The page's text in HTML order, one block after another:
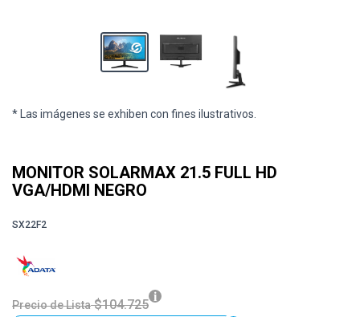
* Las imágenes se exhiben con fines ilustrativos.
MONITOR SOLARMAX 21.5 FULL HD
VGA/HDMI NEGRO
SX22F2
Precio de Lista $104.725